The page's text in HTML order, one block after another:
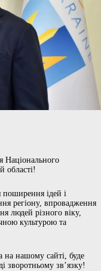
Національного
області!
поширення ідей і
регіону, впровадження
людей різного віку,
культурою та
на нашому сайті, буде
зворотньому зв’язку!